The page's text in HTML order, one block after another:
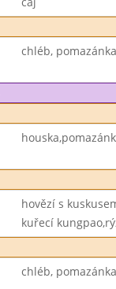
chléb,
hovězí s
kuřecí
chléb,